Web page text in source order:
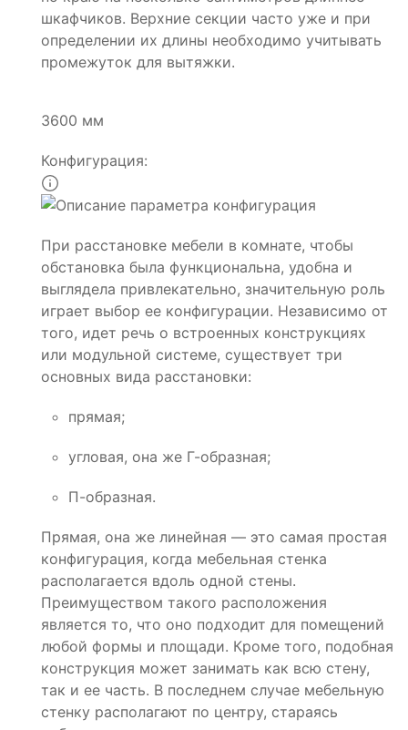
шкафчиков. Верхние секции часто уже и при
определении их длины необходимо учитывать
промежуток для вытяжки.
3600 мм
Конфигурация:
При расстановке мебели в комнате, чтобы
обстановка была функциональна, удобна и
выглядела привлекательно, значительную роль
играет выбор ее конфигурации. Независимо от
того, идет речь о встроенных конструкциях
или модульной системе, существует три
основных вида расстановки:
прямая;
угловая, она же Г-образная;
П-образная.
Прямая, она же линейная — это самая простая
конфигурация, когда мебельная стенка
располагается вдоль одной стены.
Преимуществом такого расположения
является то, что оно подходит для помещений
любой формы и площади. Кроме того, подобная
конструкция может занимать как всю стену,
так и ее часть. В последнем случае мебельную
стенку располагают по центру, стараясь